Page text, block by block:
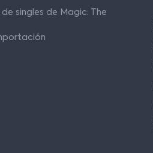
singles de Magic: The